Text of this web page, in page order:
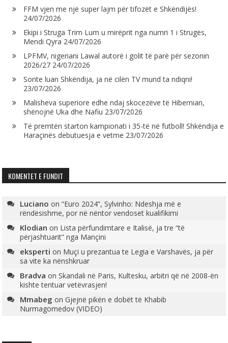
FFM vjen me një super lajm për tifozët e Shkëndijës!
24/07/2026
Ekipi i Struga Trim Lum u mirëprit nga numri 1 i Strugës,
Mendi Qyra 24/07/2026
LPFMV, nigeriani Lawal autorë i golit të parë për sezonin
2026/27 24/07/2026
Sonte luan Shkëndija, ja në cilën TV mund ta ndiqni!
23/07/2026
Malisheva superiore edhe ndaj skocezëve të Hibernian,
shënojnë Uka dhe Nafiu 23/07/2026
Të premtën starton kampionati i 35-të në futboll! Shkëndija e
Haraçinës debutuesja e vetme 23/07/2026
KOMENTET E FUNDIT
Luciano on“Euro 2024”, Sylvinho: Ndeshja më e
rëndësishme, por në nëntor vendoset kualifikimi
Klodian on Lista përfundimtare e Italisë, ja tre “të
përjashtuarit” nga Mançini
eksperti on Muçi u prezantua te Legia e Varshavës, ja për
sa vite ka nënshkruar
Bradva onSkandali në Paris, Kultesku, arbitri që në 2008-ën
kishte tentuar vetëvrasjen!
Mmabeg onGjejnë pikën e dobët të Khabib
Nurmagomedov (VIDEO)